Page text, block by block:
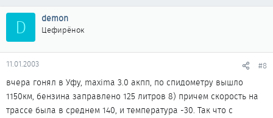
D demon
Цефирёнок
11.01.2003 #8
вчера гонял в Уфу, maxima 3.0 акпп, по спидометру вышло
1150км, бензина заправлено 125 литров 8) причем скорость на
трассе была в среднем 140, и температура -30. Так что с